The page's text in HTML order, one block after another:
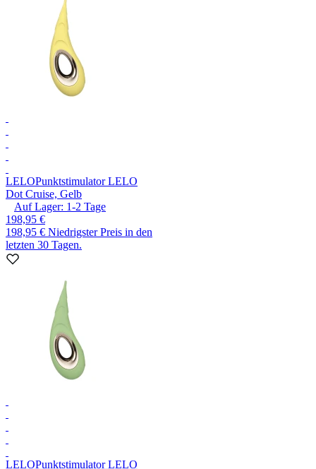
LELOPunktstimulator LELO
Dot Cruise, Gelb
Auf Lager: 1-2 Tage
198,95 €
198,95 € Niedrigster Preis in den
letzten 30 Tagen.
LELOPunktstimulator LELO